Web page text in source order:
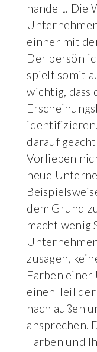
handelt. Die
einher mit
Der
spielt somit
wichtig, dass
darauf
Vorlieben
neue
dem Grund
macht wenig
zusagen,
Farben
einen Teil
nach außen
ansprechen.
Farben und